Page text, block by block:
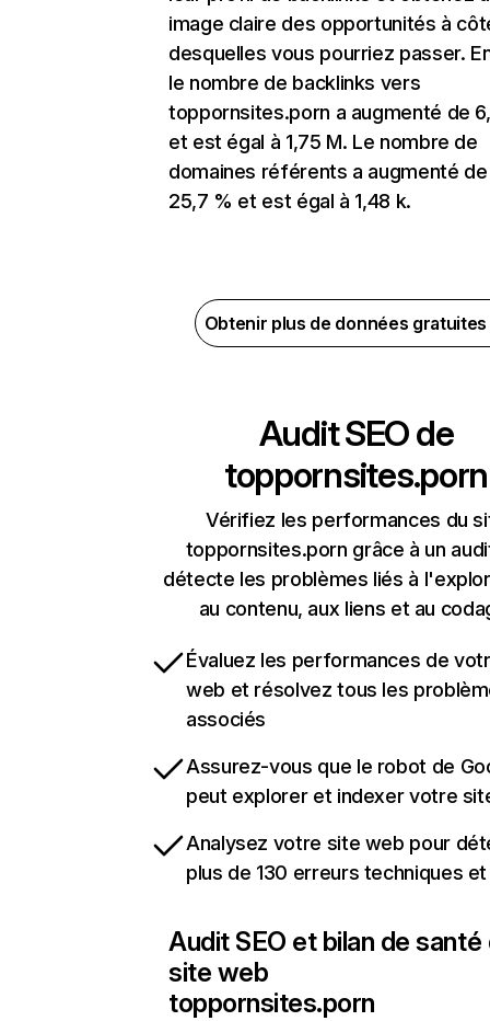
image claire des opportunités à
desquelles vous pourriez passer.
le nombre de backlinks vers
toppornsites.porn a augmenté de
et est égal à 1,75 M. Le nombre de
domaines référents a augmenté de
25,7 % et est égal à 1,48 k.
Obtenir plus de données
Audit SEO de
toppornsites.porn
Vérifiez les performances du
toppornsites.porn grâce à un
détecte les problèmes liés à
au contenu, aux liens et au
Évaluez les performances de
web et résolvez tous les
associés
Assurez-vous que le robot de
peut explorer et indexer votre
Analysez votre site web pour
plus de 130 erreurs techniques et
Audit SEO et bilan de santé
site web
toppornsites.porn